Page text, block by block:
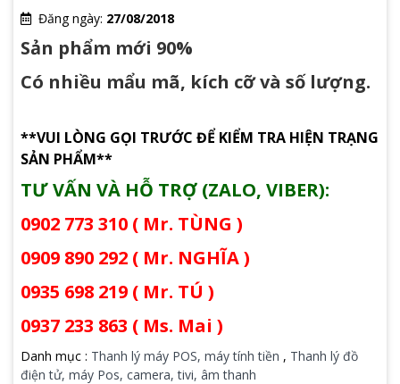
Đăng ngày: 27/08/2018
Sản phẩm mới 90%
Có nhiều mẩu mã, kích cỡ và số lượng.
**VUI LÒNG GỌI TRƯỚC ĐỂ KIỂM TRA HIỆN TRẠNG
SẢN PHẨM**
TƯ VẤN VÀ HỖ TRỢ (ZALO, VIBER):
0902 773 310 ( Mr. TÙNG )
0909 890 292 ( Mr. NGHĨA )
0935 698 219 ( Mr. TÚ )
0937 233 863 ( Ms. Mai )
Danh mục : Thanh lý máy POS, máy tính tiền , Thanh lý đồ
điện tử, máy Pos, camera, tivi, âm thanh